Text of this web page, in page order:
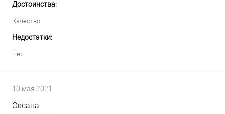
Достоинства:
Качество
Недостатки:
Нет
10 мая 2021
Оксана